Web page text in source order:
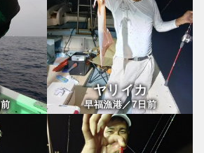
前
ヤリイカ
早福漁港／7日前